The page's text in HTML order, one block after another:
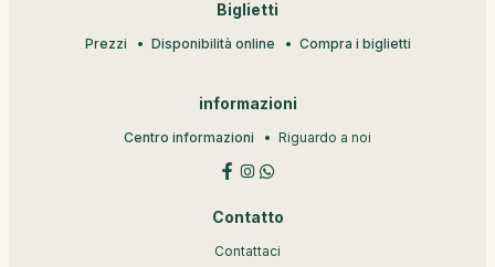
Biglietti
Prezzi Disponibilità online Compra i biglietti
informazioni
Centro informazioni Riguardo a noi
Contatto
Contattaci